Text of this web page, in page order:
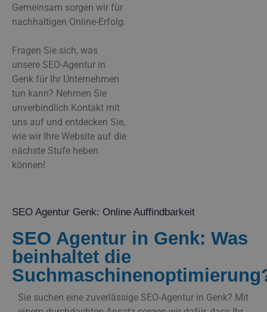
Gemeinsam sorgen wir für
nachhaltigen Online-Erfolg.
Fragen Sie sich, was
unsere SEO-Agentur in
Genk für Ihr Unternehmen
tun kann? Nehmen Sie
unverbindlich Kontakt mit
uns auf und entdecken Sie,
wie wir Ihre Website auf die
nächste Stufe heben
können!
SEO Agentur Genk: Online Auffindbarkeit
SEO Agentur in Genk: Was
beinhaltet die
Sie suchen eine zuverlässige SEO-Agentur in Genk? Mit